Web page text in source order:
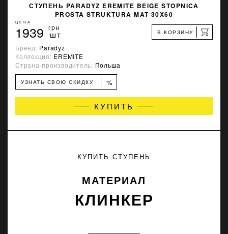
СТУПЕНЬ PARADYZ EREMITE BEIGE STOPNICA
PROSTA STRUKTURA MAT 30X60
ЦЕНА
1939 грн
шт В КОРЗИНУ
Бренд: Paradyz
Коллекция: EREMITE
Страна-производитель: Польша
УЗНАТЬ СВОЮ СКИДКУ %
КУПИТЬ
КУПИТЬ СТУПЕНЬ
МАТЕРИАЛ
КЛИНКЕР